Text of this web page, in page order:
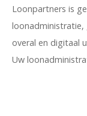
Loonpartners is
loonadministratie,
overal en digitaal
Uw